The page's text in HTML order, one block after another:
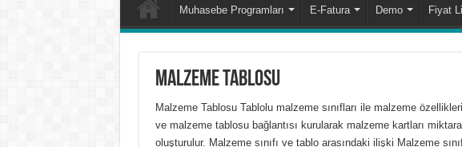
Muhasebe Programları E-Fatura Demo Fiyat
Malzeme Tablosu
Malzeme Tablosu Tablolu malzeme sınıfları ile malzeme
ve malzeme tablosu bağlantısı kurularak malzeme kartları
oluşturulur. Malzeme sınıfı ve tablo arasındaki ilişki Malzeme